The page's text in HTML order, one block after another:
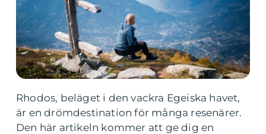
Rhodos, beläget i den vackra Egeiska havet,
är en drömdestination för många resenärer.
Den här artikeln kommer att ge dig en